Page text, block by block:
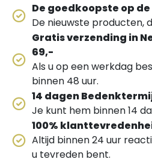
De goedkoopste op
De nieuwste producten,
Gratis verzending in
69,-
Als u op een werkdag
binnen 48 uur.
14 dagen
Je kunt hem binnen 14
100%
Altijd binnen 24 uur
u tevreden bent.